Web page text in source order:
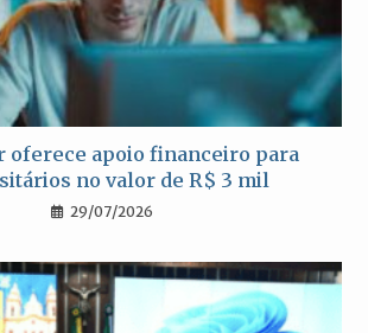
oferece apoio financeiro para
no valor de R$ 3 mil
29/07/2026